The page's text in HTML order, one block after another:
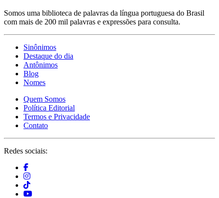
Somos uma biblioteca de palavras da língua portuguesa do Brasil
com mais de 200 mil palavras e expressões para consulta.
Sinônimos
Destaque do dia
Antônimos
Blog
Nomes
Quem Somos
Política Editorial
Termos e Privacidade
Contato
Redes sociais: